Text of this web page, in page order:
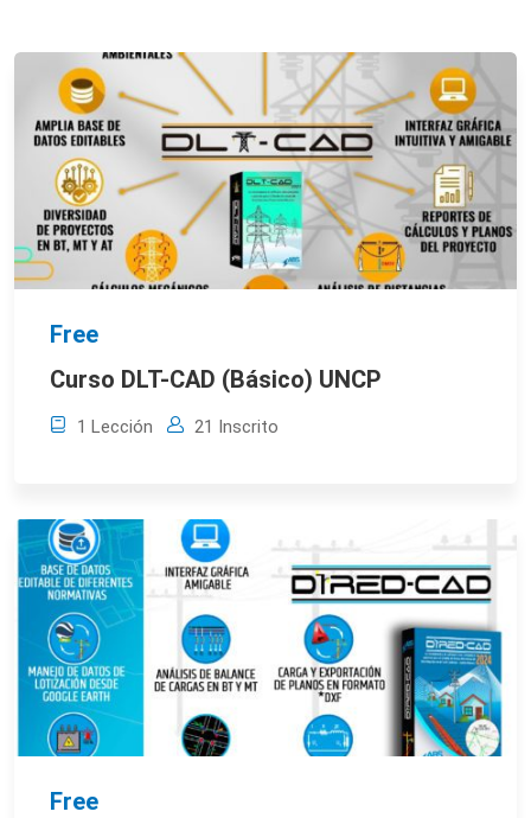
Free
Curso DLT-CAD (Básico) UNCP
1 Lección 21 Inscrito
Free